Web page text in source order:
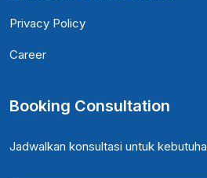
Privacy Policy
Career
Booking Consultation
Jadwalkan konsultasi untuk